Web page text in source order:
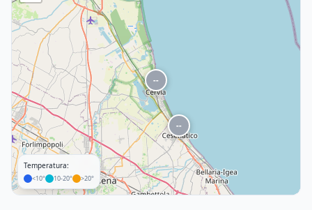
--
--
Temperatura:
<10° 10-20° >20°